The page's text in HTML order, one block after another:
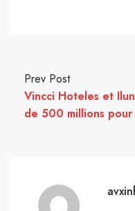
Prev Post
Vincci Hoteles et
de 500 millions